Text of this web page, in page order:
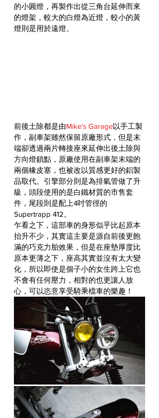
的小圓燈，再製作出從三角台延伸而來
的燈架，較大的白燈為近燈，較小的黃
燈則是用於遠燈。
前後土除都是由Mike's Garage以手工製
作，副車架雖然保留原廠形式，但是末
端卻透過兩片轉接座來延伸出後土除與
方向燈鎖點，原廠使用在副車架末端的
兩個橡皮塞，也被改以質感更好的鋁製
品取代。引擎部分則是為排氣管做了升
級，頭段使用的是白鐵材質的市售套
件，尾段則是配上4吋管徑的
Supertrapp 412。
乍看之下，這部車的身形似乎比起原本
抬升不少，其實這主要是源自前後更飽
滿的巧克力胎效果，但是在座墊厚度比
原本更薄之下，座高其實並沒有太大變
化，所以即使是個子小的女生跨上它也
不會有任何壓力，相對的也更讓人放
心，可以恣意享受騎乘檔車的樂趣！